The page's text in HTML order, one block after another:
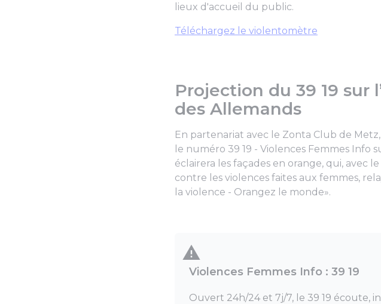
lieux d'accueil du public.
Téléchargez le violentomètre
Projection du 39 19 sur
des Allemands
En partenariat avec le Zonta Club de
le numéro 39 19 - Violences Femmes Info
éclairera les façades en orange, qui, avec
contre les violences faites aux femmes,
la violence - Orangez le monde».
Violences Femmes Info : 39 19
Ouvert 24h/24 et 7j/7, le 39 19 écoute,